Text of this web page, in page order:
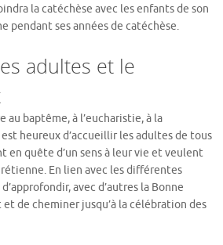
la catéchèse avec les enfants de son
pendant ses années de catéchèse.
adultes et le
au baptême, à l’eucharistie, à la
heureux d’accueillir les adultes de tous
en quête d’un sens à leur vie et veulent
En lien avec les différentes
avec d’autres la Bonne
de cheminer jusqu’à la célébration des